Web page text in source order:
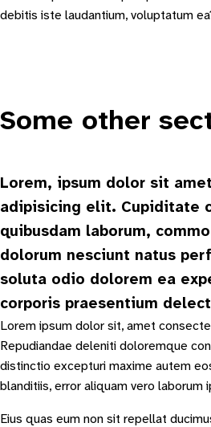
debitis iste laudantium, voluptatum
Some other
Lorem, ipsum dolor sit
adipisicing elit. Cupiditate
quibusdam laborum,
dolorum nesciunt natus
soluta odio dolorem ea
corporis praesentium
Lorem ipsum dolor sit, amet
Repudiandae deleniti doloremque
distinctio excepturi maxime autem
blanditiis, error aliquam vero laborum
Eius quas eum non sit repellat